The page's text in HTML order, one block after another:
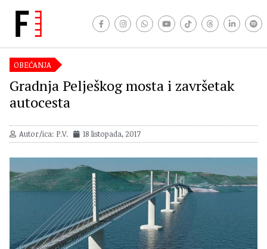
OBEĆANJA
Gradnja Pelješkog mosta i završetak
autocesta
Autor/ica: P.V. 18 listopada, 2017